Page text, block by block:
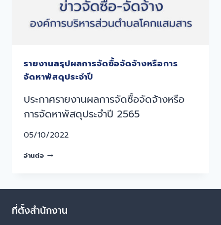
รายงานสรุปผลการจัดซื้อจัดจ้างหรือการ
จัดหาพัสดุประจำปี
ประกาศรายงานผลการจัดซื้อจัดจ้างหรือ
การจัดหาพัสดุประจำปี 2565
05/10/2022
อ่านต่อ
ที่ตั้งสำนักงาน